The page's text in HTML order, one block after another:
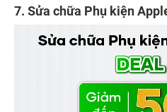
7. Sửa chữa Phụ kiện